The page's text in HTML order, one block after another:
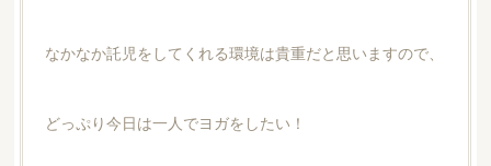
なかなか託児をしてくれる環境は貴重だと思いますので、
どっぷり今日は一人でヨガをしたい！